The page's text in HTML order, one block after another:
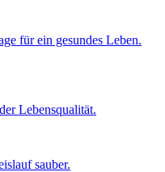
für ein gesundes Leben.
Lebensqualität.
sauber.